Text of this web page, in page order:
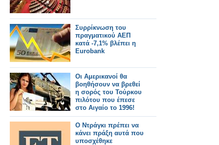
Συρρίκνωση του
πραγματικού ΑΕΠ
κατά -7,1% βλέπει η
Eurobank
Οι Αμερικανοί θα
βοηθήσουν να βρεθεί
η σορός του Τούρκου
πιλότου που έπεσε
στο Αιγαίο το 1996!
O Ντράγκι πρέπει να
κάνει πράξη αυτά που
υποσχέθηκε